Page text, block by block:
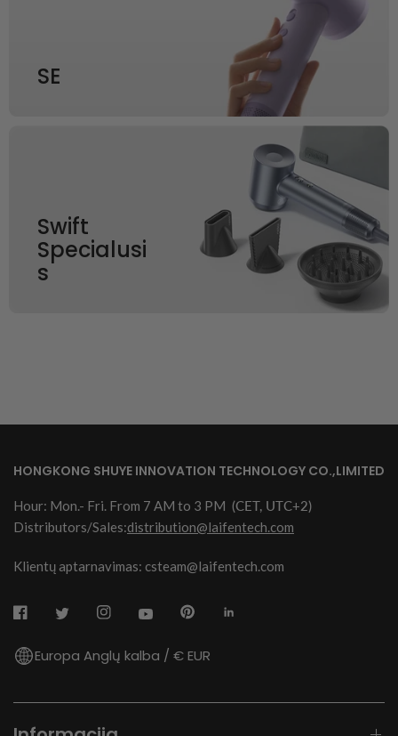
SE
Swift
Specialusi
s
HONGKONG SHUYE INNOVATION TECHNOLOGY CO.,LIMITED
Hour: Mon.- Fri. From 7 AM to 3 PM (CET, UTC+2)
Distributors/Sales:distribution@laifentech.com
Klientų aptarnavimas: csteam@laifentech.com
Europa Anglų kalba / € EUR